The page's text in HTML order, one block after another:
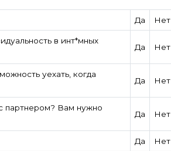
Да Нет
в инт*мных
Да Нет
уехать, когда
Да Нет
партнером? Вам нужно
Да Нет
Да Нет